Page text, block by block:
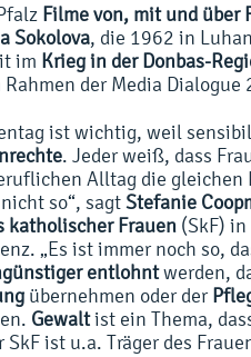
Filme von, mit und über
Sokolova, die 1962 in
im Krieg in der Donbas-
der Media
ist wichtig, weil
. Jeder weiß, dass
Alltag die gleichen
so“, sagtStefanie
katholischer Frauen (SkF)
„Es ist immer noch so,
entlohntwerden,
übernehmen oder der
Gewaltist ein Thema,
SkF ist u.a. Träger des